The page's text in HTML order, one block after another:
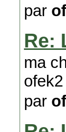
par
Re:
ma
ofek2
par